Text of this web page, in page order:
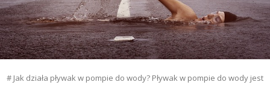
# Jak działa pływak w pompie do wody? Pływak w pompie do wody jest